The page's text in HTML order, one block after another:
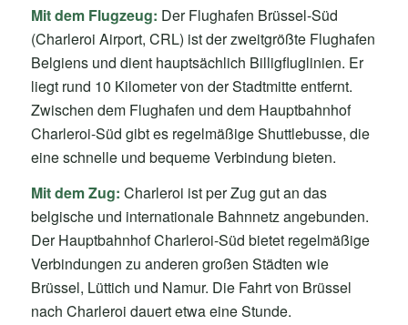
Mit dem Flugzeug: Der Flughafen Brüssel-Süd
(Charleroi Airport, CRL) ist der zweitgrößte Flughafen
Belgiens und dient hauptsächlich Billigfluglinien. Er
liegt rund 10 Kilometer von der Stadtmitte entfernt.
Zwischen dem Flughafen und dem Hauptbahnhof
Charleroi-Süd gibt es regelmäßige Shuttlebusse, die
eine schnelle und bequeme Verbindung bieten.
Mit dem Zug: Charleroi ist per Zug gut an das
belgische und internationale Bahnnetz angebunden.
Der Hauptbahnhof Charleroi-Süd bietet regelmäßige
Verbindungen zu anderen großen Städten wie
Brüssel, Lüttich und Namur. Die Fahrt von Brüssel
nach Charleroi dauert etwa eine Stunde.